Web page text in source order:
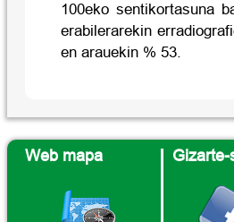
100eko sentikortasuna
erabilerarekin
en arauekin % 53.
Web mapa Gizarte-